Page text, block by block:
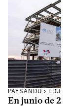
PAYSANDÚ ›
En junio de